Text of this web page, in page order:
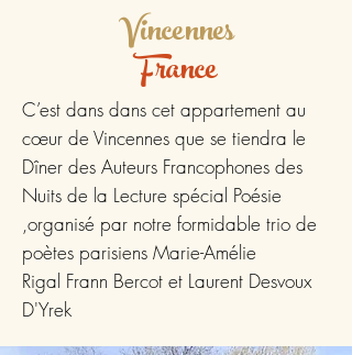
Vincennes
France
C’est dans dans cet appartement au
cœur de Vincennes que se tiendra le
Dîner des Auteurs Francophones des
Nuits de la Lecture spécial Poésie
,organisé par notre formidable trio de
poètes parisiens Marie-Amélie
Rigal Frann Bercot et Laurent Desvoux
D'Yrek